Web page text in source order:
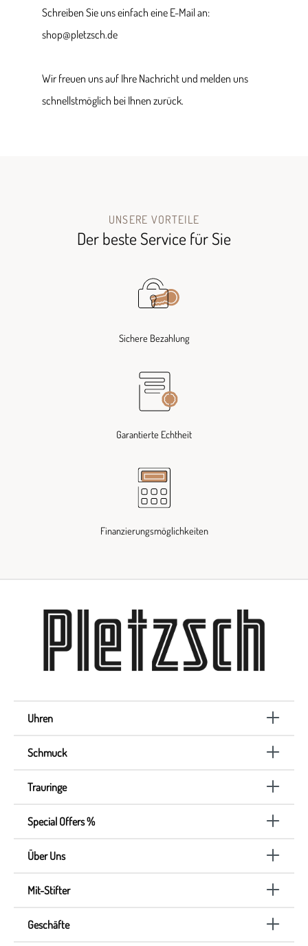
Schreiben Sie uns einfach eine E-Mail an:
shop@pletzsch.de
Wir freuen uns auf Ihre Nachricht und melden uns
schnellstmöglich bei Ihnen zurück.
UNSERE VORTEILE
Der beste Service für Sie
Sichere Bezahlung
Garantierte Echtheit
Finanzierungsmöglichkeiten
Uhren
Schmuck
Trauringe
Special Offers %
Über Uns
Mit-Stifter
Geschäfte